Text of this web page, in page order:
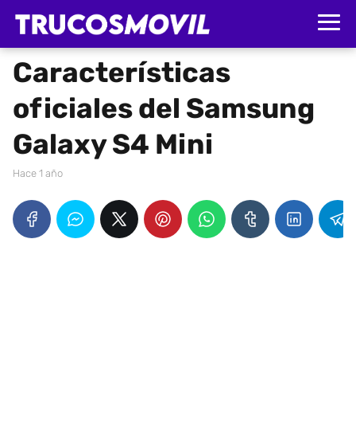
Características
oficiales del Samsung
Galaxy S4 Mini
hace 1 año